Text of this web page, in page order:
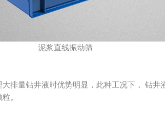
泥浆直线振动筛
量钻井液时优势明显，此种工况下， 钻井
。